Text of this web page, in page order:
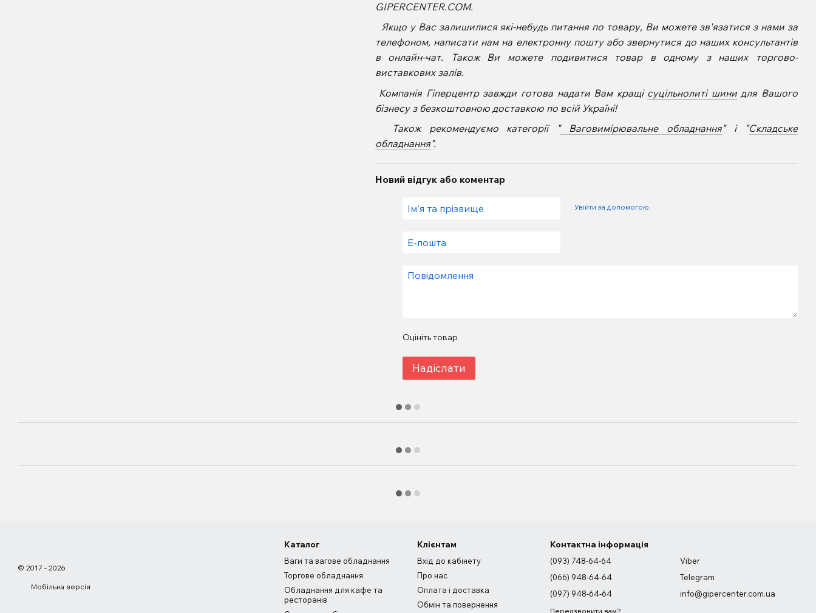
GIPERCENTER.COM.
Якщо у Вас залишилися які-небудь питання по товару, Ви можете зв'язатися з нами за
телефоном, написати нам на електронну пошту або звернутися до наших консультантів
в онлайн-чат. Також Ви можете подивитися товар в одному з наших торгово-
виставкових залів.
Компанія Гіперцентр завжди готова надати Вам кращі суцільнолиті шинидля Вашого
бізнесу з безкоштовною доставкою по всій Україні!
Також рекомендуємо категорії "Ваговимірювальне обладнання" і "Складське
обладнання".
Новий відгук або коментар
Увійти за допомогою
Оцініть товар
Надіслати
© 2017 - 2026
Мобільна версія
Каталог
Ваги та вагове обладнання
Торгове обладнання
Обладнання для кафе та
ресторанів
Клієнтам
Вхід до кабінету
Про нас
Оплата і доставка
Обмін та повернення
Контактна інформація
(093) 748-64-64
(066) 948-64-64
(097) 948-64-64
Передзвонити вам?
Viber
Telegram
info@gipercenter.com.ua